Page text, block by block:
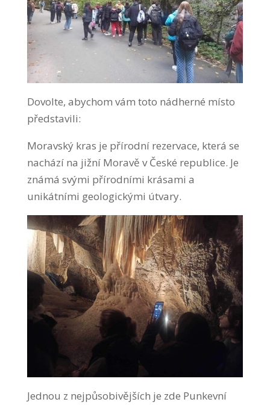
Dovolte, abychom vám toto nádherné místo
představili:
Moravský kras je přírodní rezervace, která se
nachází na jižní Moravě v České republice. Je
známá svými přírodními krásami a
unikátními geologickými útvary.
Jednou z nejpůsobivějších je zde Punkevní